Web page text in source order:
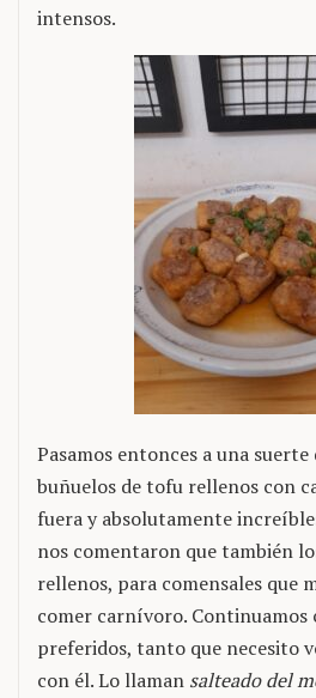
intensos.
Pasamos entonces a una suerte
buñuelos de tofu rellenos con
fuera y absolutamente
nos comentaron que también
rellenos, para comensales que
comer carnívoro. Continuamos
preferidos, tanto que necesito
con él. Lo llaman salteado del